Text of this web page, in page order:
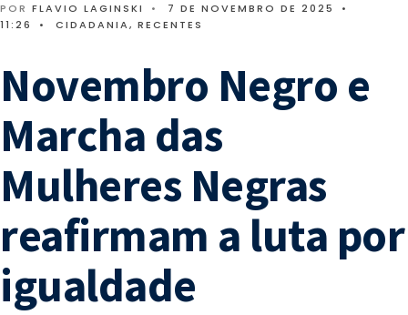
POR FLAVIO LAGINSKI • 7 DE NOVEMBRO DE 2025
•
11:26
• CIDADANIA, RECENTES
Novembro Negro e
Marcha das
Mulheres Negras
reafirmam a luta por
igualdade